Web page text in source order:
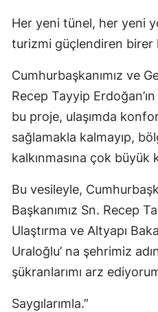
Her yeni tünel, her yeni
turizmi güçlendiren birer
Cumhurbaşkanımız ve
Recep Tayyip
bu proje, ulaşımda
sağlamakla kalmayıp,
kalkınmasına çok büyük
Bu vesileyle,
Başkanımız Sn. Recep
Ulaştırma ve Altyapı
Uraloğlu’ na şehrimiz
şükranlarımı arz
Saygılarımla.”